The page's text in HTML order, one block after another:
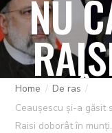
NU
Home
De ras
Ceaușescu și-a găsit
Raisi doborât în munți.